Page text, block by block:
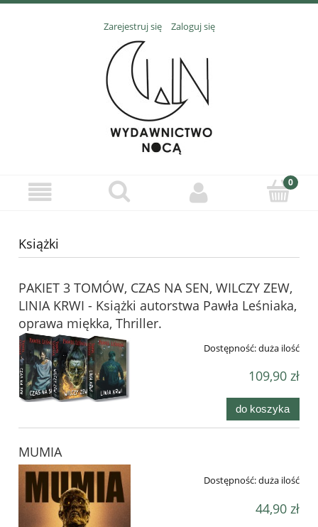
Zarejestruj się Zaloguj się
Książki
PAKIET 3 TOMÓW, CZAS NA SEN, WILCZY ZEW,
LINIA KRWI - Książki autorstwa Pawła Leśniaka,
oprawa miękka, Thriller.
Dostępność:duża ilość
109,90 zł
do koszyka
MUMIA
Dostępność:duża ilość
44,90 zł